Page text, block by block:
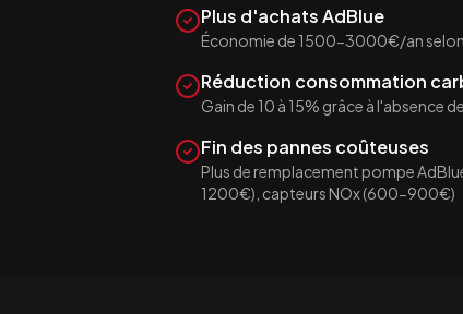
Plus d'achats AdBlue
Économie de 1500-3000€/an
Réduction consommation
Gain de 10 à 15% grâce à l'absence
Fin des pannes coûteuses
Plus de remplacement pompe
1200€), capteurs NOx (600-900€)